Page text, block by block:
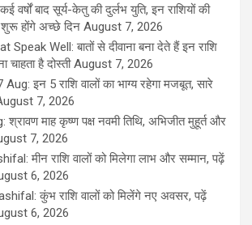
बाद सूर्य-केतु की दुर्लभ युति, इन राशियों की
होंगे अच्छे दिन August 7, 2026
Well: बातों से दीवाना बना देते हैं इन राशि
है दोस्ती August 7, 2026
इन 5 राशि वालों का भाग्य रहेगा मजबूत, सारे
7, 2026
माह कृष्ण पक्ष नवमी तिथि, अभिजीत मुहूर्त और
7, 2026
मीन राशि वालों को मिलेगा लाभ और सम्मान, पढ़ें
6, 2026
कुंभ राशि वालों को मिलेंगे नए अवसर, पढ़ें
6, 2026